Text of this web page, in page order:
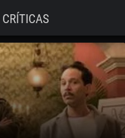
CRÍTICAS